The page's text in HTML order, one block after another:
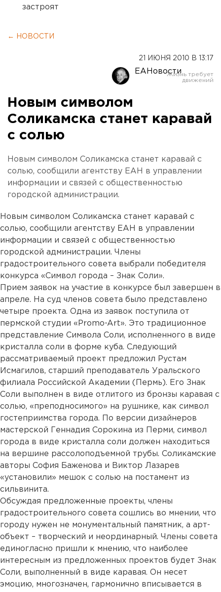
застроят
← НОВОСТИ
21 ИЮНЯ 2010 В 13:17
ЕАНовости
Новым символом
Соликамска станет каравай
с солью
Новым символом Соликамска станет каравай с
солью, сообщили агентству ЕАН в управлении
информации и связей с общественностью
городской администрации.
Новым символом Соликамска станет каравай с
солью, сообщили агентству ЕАН в управлении
информации и связей с общественностью
городской администрации. Члены
градостроительного совета выбрали победителя
конкурса «Символ города – Знак Соли».
Прием заявок на участие в конкурсе был завершен в
апреле. На суд членов совета было представлено
четыре проекта. Одна из заявок поступила от
пермской студии «Promo-Art». Это традиционное
представление Символа Соли, исполненного в виде
кристалла соли в форме куба. Следующий
рассматриваемый проект предложил Рустам
Исмагилов, старший преподаватель Уральского
филиала Российской Академии (Пермь). Его Знак
Соли выполнен в виде отлитого из бронзы каравая с
солью, «преподносимого» на рушнике, как символ
гостеприимства города. По версии дизайнеров
мастерской Геннадия Сорокина из Перми, символ
города в виде кристалла соли должен находиться
на вершине рассолоподъемной трубы. Соликамские
авторы София Баженова и Виктор Лазарев
«установили» мешок с солью на постамент из
сильвинита.
Обсуждая предложенные проекты, члены
градостроительного совета сошлись во мнении, что
городу нужен не монументальный памятник, а арт-
объект – творческий и неординарный. Члены совета
единогласно пришли к мнению, что наиболее
интересным из предложенных проектов будет Знак
Соли, выполненный в виде каравая. Он несет
эмоцию, многозначен, гармонично вписывается в